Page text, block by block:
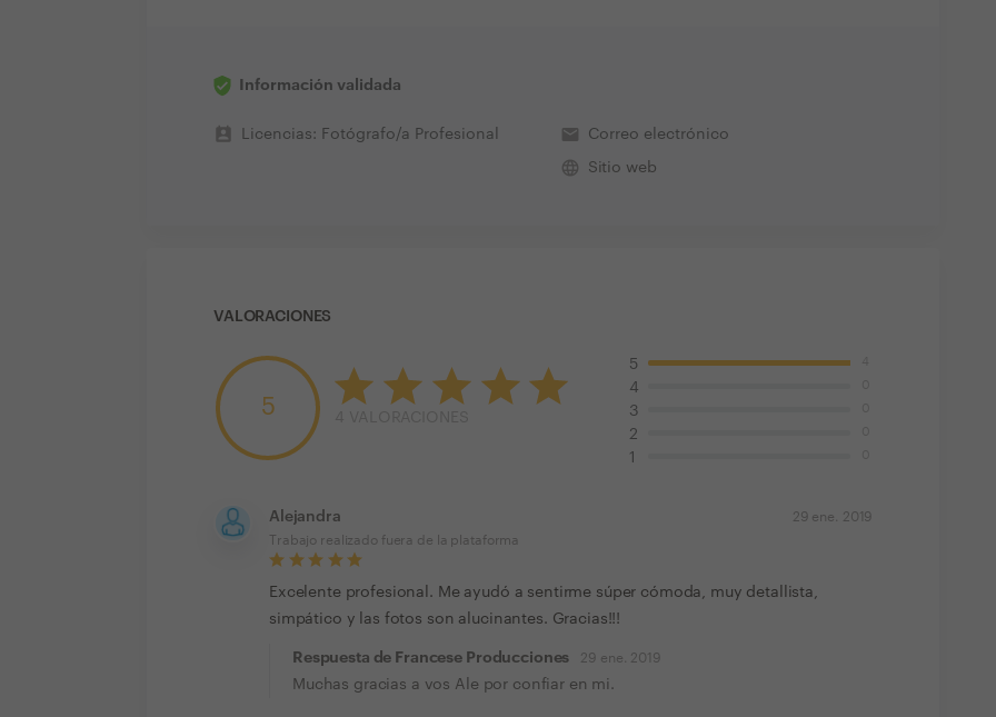
Información validada
perm_contact_calendar Licencias: Fotógrafo/a Profesional email Correo electrónico
language Sitio web
VALORACIONES
5
5
4
3
2
1
Alejandra
Trabajo realizado fuera de la plataforma
29 ene. 2019
Excelente profesional. Me ayudó a sentirme súper cómoda, muy detallista,
simpático y las fotos son alucinantes. Gracias!!!
Respuesta de Francese Producciones 29 ene. 2019
Muchas gracias a vos Ale por confiar en mi.